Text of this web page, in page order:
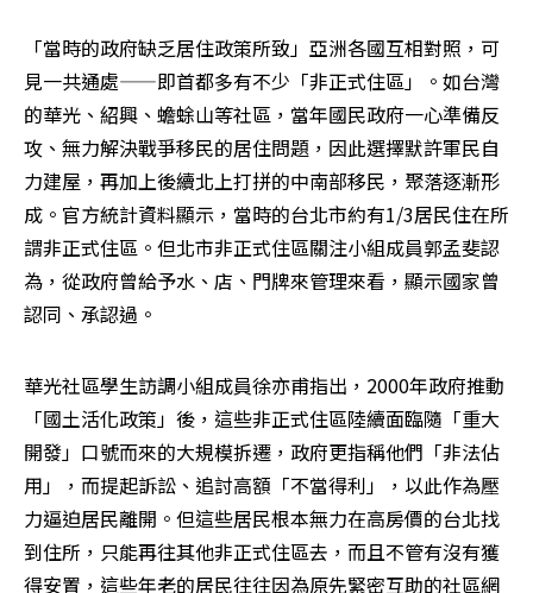
「當時的政府缺乏居住政策所致」亞洲各國互相對照，可
見一共通處——即首都多有不少「非正式住區」。如台灣
的華光、紹興、蟾蜍山等社區，當年國民政府一心準備反
攻、無力解決戰爭移民的居住問題，因此選擇默許軍民自
力建屋，再加上後續北上打拼的中南部移民，聚落逐漸形
成。官方統計資料顯示，當時的台北市約有1/3居民住在所
謂非正式住區。但北市非正式住區關注小組成員郭孟斐認
為，從政府曾給予水、店、門牌來管理來看，顯示國家曾
認同、承認過。
華光社區學生訪調小組成員徐亦甫指出，2000年政府推動
「國土活化政策」後，這些非正式住區陸續面臨隨「重大
開發」口號而來的大規模拆遷，政府更指稱他們「非法佔
用」，而提起訴訟、追討高額「不當得利」，以此作為壓
力逼迫居民離開。但這些居民根本無力在高房價的台北找
到住所，只能再往其他非正式住區去，而且不管有沒有獲
得安置，這些年老的居民往往因為原先緊密互助的社區網